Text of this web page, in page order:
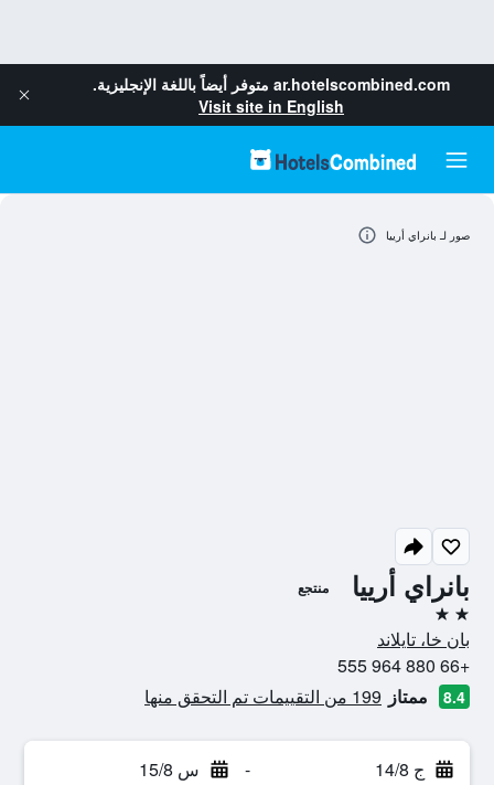
ar.hotelscombined.com متوفر أيضاً باللغة الإنجليزية.
Visit site in English
بانراي أرييا منتجع
2 نجمتين
بان خا، تايلاند
+66 880 964 555
8.4 ممتاز 199 من التقييمات تم التحقق منها
ج 14/8 - س 15/8
صور لـ بانراي أرييا